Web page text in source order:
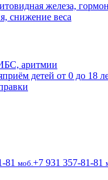
железа,
снижение веса
аритмии
приём детей от 0 до 18
моб.+7 931 357‑81‑81